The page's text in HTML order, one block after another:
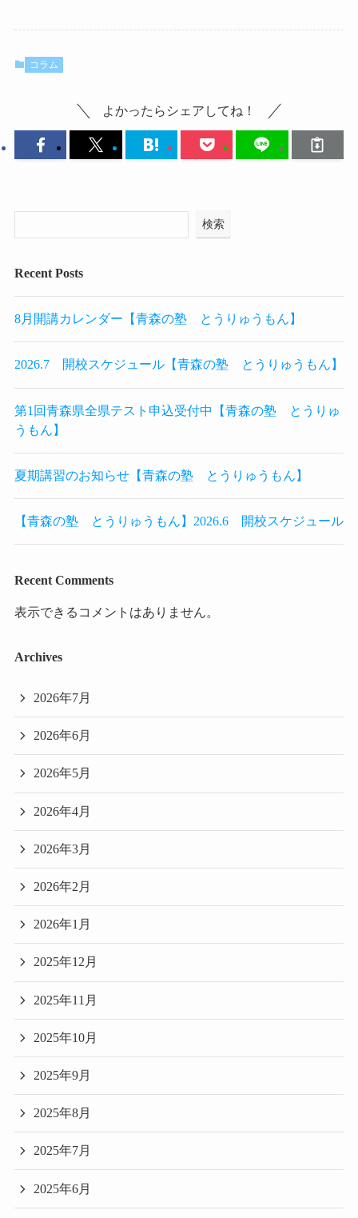
コラム
よかったらシェアしてね！
検索
Recent Posts
8月開講カレンダー【青森の塾 とうりゅうもん】
2026.7 開校スケジュール【青森の塾 とうりゅうもん】
第1回青森県全県テスト申込受付中【青森の塾 とうりゅ
うもん】
夏期講習のお知らせ【青森の塾 とうりゅうもん】
【青森の塾 とうりゅうもん】2026.6 開校スケジュール
Recent Comments
表示できるコメントはありません。
Archives
2026年7月
2026年6月
2026年5月
2026年4月
2026年3月
2026年2月
2026年1月
2025年12月
2025年11月
2025年10月
2025年9月
2025年8月
2025年7月
2025年6月